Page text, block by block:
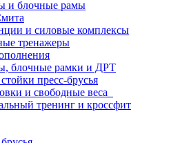
и блочные рамы
и силовые комплексы
тренажеры
блочные рамки и ДРТ
пресс-брусья
и свободные веса
тренинг и кроссфит